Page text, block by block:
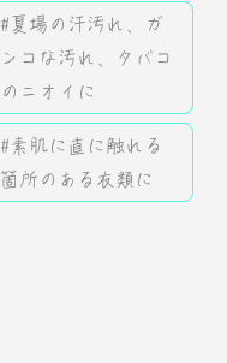
#夏場の汗汚れ、ガ
ンコな汚れ、タバコ
のニオイに
#素肌に直に触れる
箇所のある衣類に